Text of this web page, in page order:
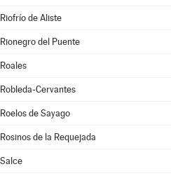
Riofrío de Aliste
Rionegro del Puente
Roales
Robleda-Cervantes
Roelos de Sayago
Rosinos de la Requejada
Salce